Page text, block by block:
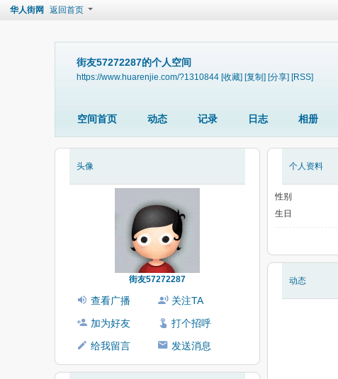
华人街网 返回首页
街友57272287的个人空间
https://www.huarenjie.com/?1310844 [收藏] [复制] [分享] [RSS]
空间首页 动态 记录 日志 相册
头像
街友57272287
查看广播
关注TA
加为好友
打个招呼
给我留言
发送消息
个人资料
性别
生日
动态